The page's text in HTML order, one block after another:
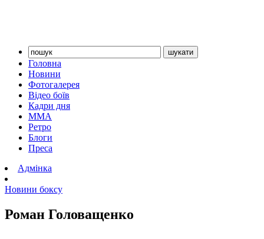
Головна
Новини
Фотогалерея
Відео боїв
Кадри дня
ММА
Ретро
Блоги
Преса
Адмінка
Новини боксу
Роман Головащенко